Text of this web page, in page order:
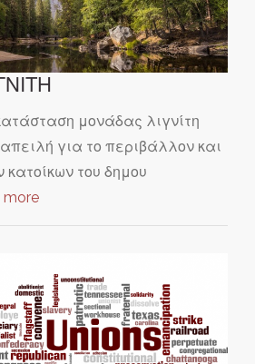
μονάδας λιγνίτη
για το περιβάλλον και
κατοίκων του δημου
more